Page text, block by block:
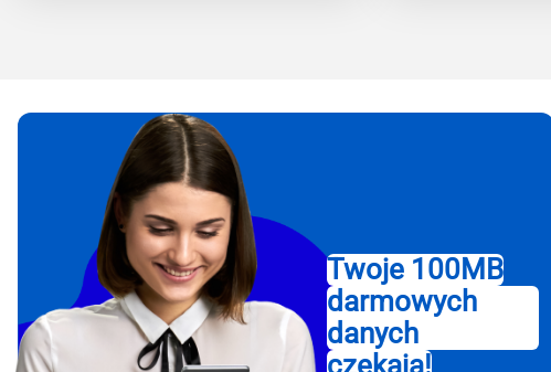
Twoje 100MB
darmowych
danych